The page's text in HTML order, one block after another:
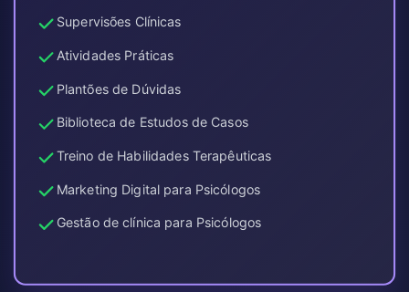
Supervisões Clínicas
Atividades Práticas
Plantões de Dúvidas
Biblioteca de Estudos de Casos
Treino de Habilidades Terapêuticas
Marketing Digital para Psicólogos
Gestão de clínica para Psicólogos